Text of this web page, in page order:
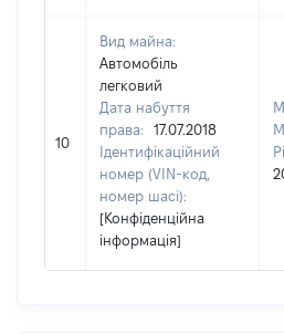
10
Вид майна:
Автомобіль
легковий
Дата набуття
права:
17.07.2018
Ідентифікаційний
номер (VIN-код,
номер шасі):
[Конфіденційна
інформація]